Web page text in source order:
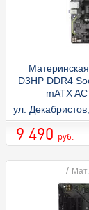
D3HP DDR4
mATX
ул.
9 490 руб.
/